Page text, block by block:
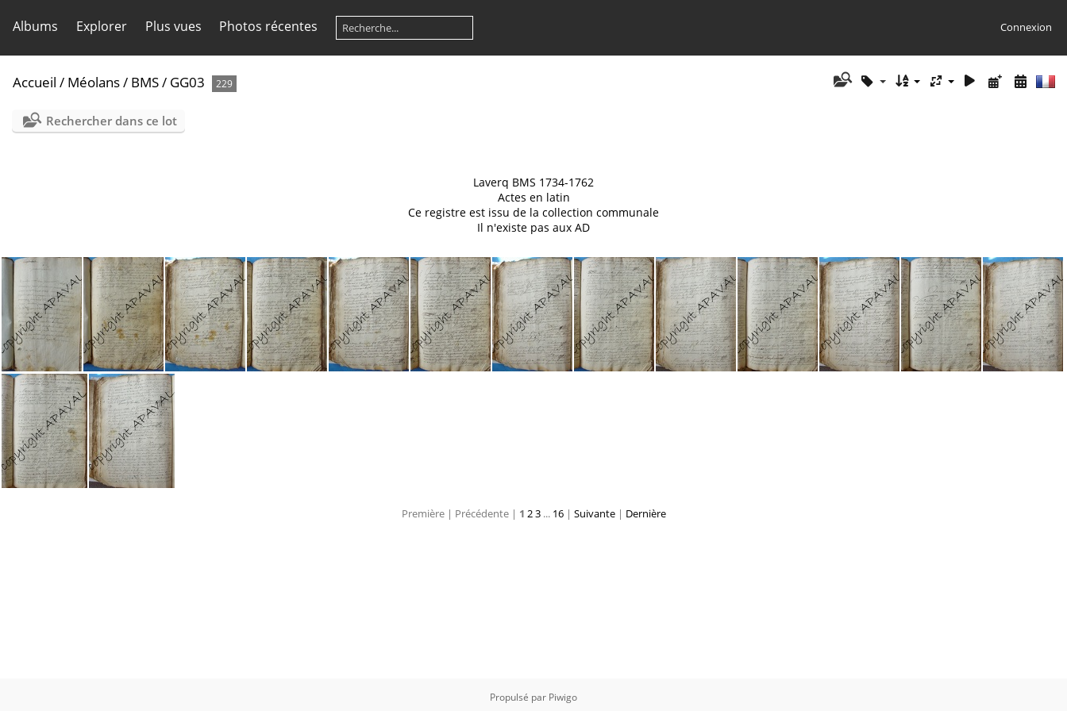
Albums Explorer Plus vues Photos récentes Connexion
Accueil / Méolans/ BMS/ GG03 229
Rechercher dans ce lot
Laverq BMS 1734-1762
Actes en latin
Ce registre est issu de la collection communale
Il n'existe pas aux AD
GG03 BMS 001 GG03 BMS 002
Première | Précédente | 1 23... 16 | Suivante | Dernière
Propulsé par Piwigo